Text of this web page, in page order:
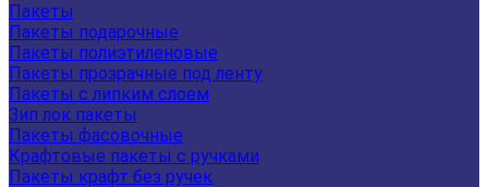
Пакеты
Пакеты подарочные
Пакеты полиэтиленовые
Пакеты прозрачные под ленту
Пакеты с липким слоем
Зип лок пакеты
Пакеты фасовочные
Крафтовые пакеты с ручками
Пакеты крафт без ручек